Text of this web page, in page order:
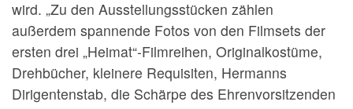
wird. „Zu den Ausstellungsstücken zählen
außerdem spannende Fotos von den Filmsets der
ersten drei „Heimat“-Filmreihen, Originalkostüme,
Drehbücher, kleinere Requisiten, Hermanns
Dirigentenstab, die Schärpe des Ehrenvorsitzenden